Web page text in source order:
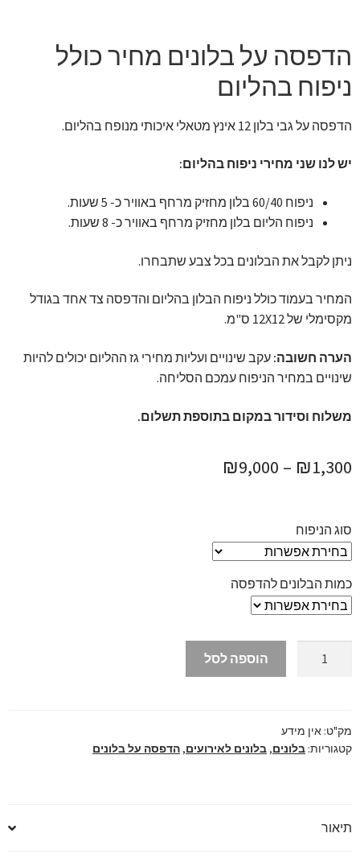
בלונים בראשון לציון
הדפסה על בלונים מחיר כולל
ניפוח בהליום
הדפסה על גבי בלון 12 אינץ מטאלי איכותי מנופח בהליום.
יש לנו שני מחירי ניפוח בהליום:
ניפוח 60/40 בלון מחזיק מרחף באוויר כ- 5 שעות.
ניפוח הליום בלון מחזיק מרחף באוויר כ- 8 שעות.
ניתן לקבל את הבלונים בכל צבע שתבחרו.
המחיר בעמוד כולל ניפוח הבלון בהליום והדפסה צד אחד בגודל
מקסימלי של 12X12 ס"מ.
הערה חשובה: עקב שינויים ועליות מחירי גז ההליום יכולים להיות
שינויים במחיר הניפוח עמכם הסליחה.
משלוח וסידור במקום בתוספת תשלום.
₪1,300
–
₪9,000
עד
סוג הניפוח
כמות הבלונים להדפסה
בלונים
מחיר
הוספה לסל
מק"ט: אין מידע
קטגוריות: בלונים, בלונים לאירועים, הדפסה על בלונים
תיאור